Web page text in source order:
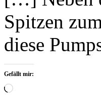
Spitzen
diese
Gefällt mir:
Wird